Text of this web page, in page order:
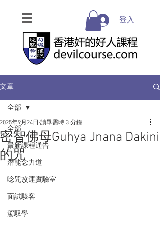
登入
文章
全部
最新課程通告
潛能念力道
唸咒改運實驗室
面試駭客
駕馭學
全部
密智佛母Guhya Jnana Dakini
的咒
2025年9月24日 讀畢需時 3 分鐘